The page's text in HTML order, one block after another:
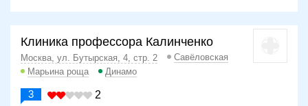
Клиника профессора Калинченко
Москва, ул. Бутырская, 4, стр. 2
Савёловская
Марьина роща
Динамо
3 2